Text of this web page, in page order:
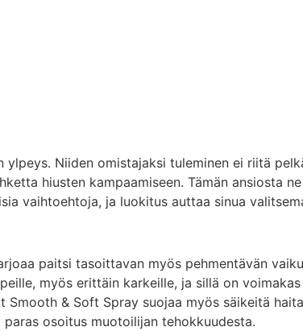
Niiden omistajaksi tuleminen ei riitä
hiusten kampaamiseen. Tämän ansiosta
​​vaihtoehtoja, ja luokitus auttaa sinua
paitsi tasoittavan myös pehmentävän
myös erittäin karkeille, ja sillä on
Smooth & Soft Spray suojaa myös säikeitä
osoitus muotoilijan tehokkuudesta.